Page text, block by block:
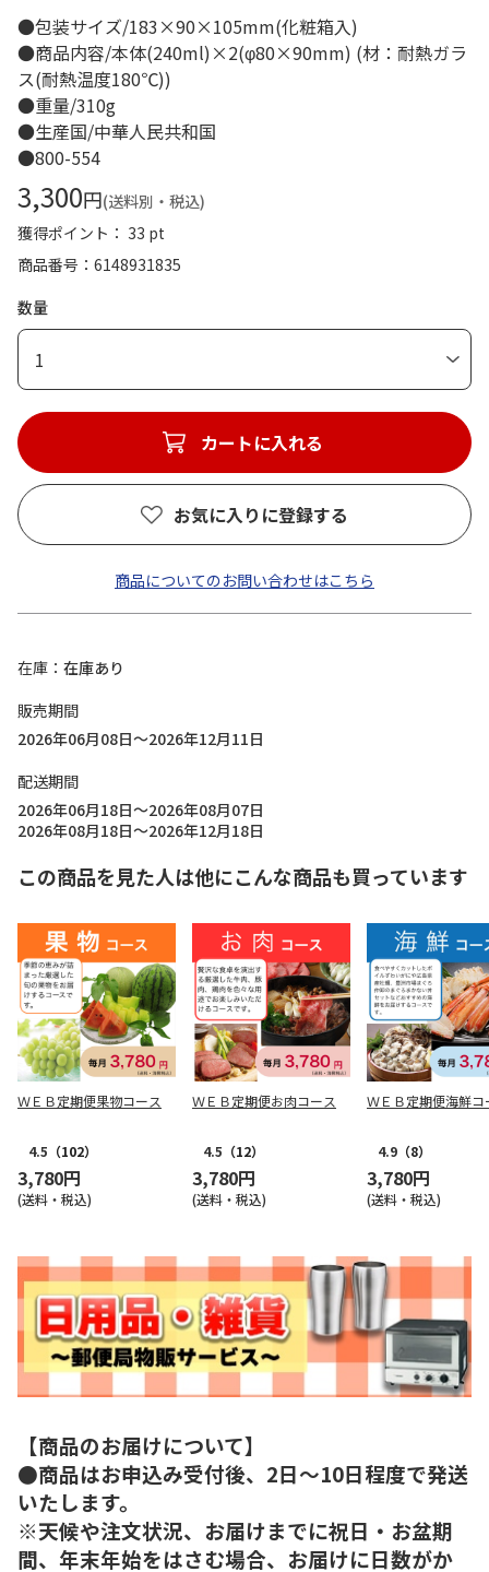
●包装サイズ/183×90×105mm(化粧箱入)
●商品内容/本体(240ml)×2(φ80×90mm) (材：耐熱ガラ
ス(耐熱温度180℃))
●重量/310g
●生産国/中華人民共和国
●800-554
3,300円(送料別・税込)
獲得ポイント： 33 pt
商品番号
6148931835
数量
1
カートに入れる
お気に入りに登録する
商品についてのお問い合わせはこちら
在庫
在庫あり
販売期間
2026年06月08日～2026年12月11日
配送期間
2026年06月18日～2026年08月07日
2026年08月18日～2026年12月18日
この商品を見た人は他にこんな商品も買っています
ＷＥＢ定期便果物コース
4.5 （102）
3,780円
(送料・税込)
ＷＥＢ定期便お肉コース
4.5 （12）
3,780円
(送料・税込)
ＷＥＢ定期便海鮮コ
4.9 （8）
3,780円
(送料・税込)
【商品のお届けについて】
●商品はお申込み受付後、2日～10日程度で発送
いたします。
※天候や注文状況、お届けまでに祝日・お盆期
間、年末年始をはさむ場合、お届けに日数がか